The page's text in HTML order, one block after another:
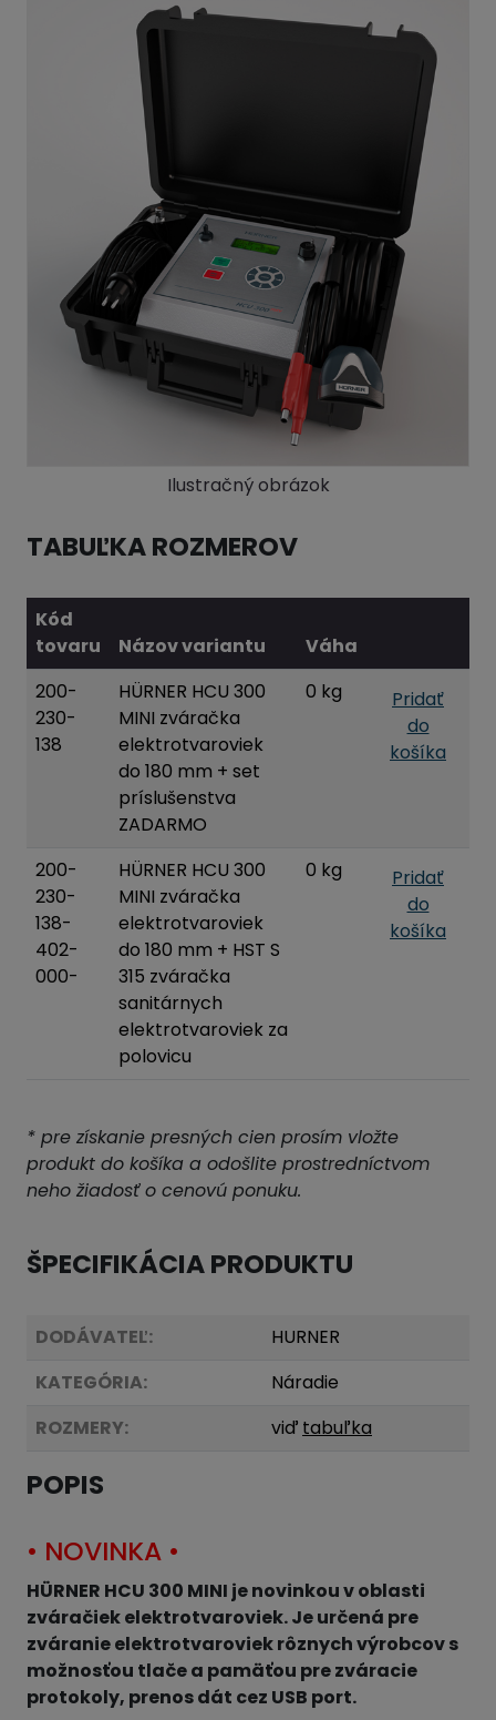
Ilustračný obrázok
TABUĽKA ROZMEROV
Kód
tovaru
Názov variantu
Váha
200-
230-
138
HÜRNER HCU 300
MINI zváračka
elektrotvaroviek
do 180 mm + set
príslušenstva
ZADARMO
0 kg
Pridať
do
košíka
200-
230-
138-
402-
000-
HÜRNER HCU 300
MINI zváračka
elektrotvaroviek
do 180 mm + HST S
315 zváračka
sanitárnych
elektrotvaroviek za
polovicu
0 kg
Pridať
do
košíka
* pre získanie presných cien prosím vložte
produkt do košíka a odošlite prostredníctvom
neho žiadosť o cenovú ponuku.
ŠPECIFIKÁCIA PRODUKTU
DODÁVATEĽ:
HURNER
KATEGÓRIA:
Náradie
ROZMERY:
viď tabuľka
POPIS
• NOVINKA •
HÜRNER HCU 300 MINI je novinkou v oblasti
zváračiek elektrotvaroviek. Je určená pre
zváranie elektrotvaroviek rôznych výrobcov s
možnosťou tlače a pamäťou pre zváracie
protokoly, prenos dát cez USB port.